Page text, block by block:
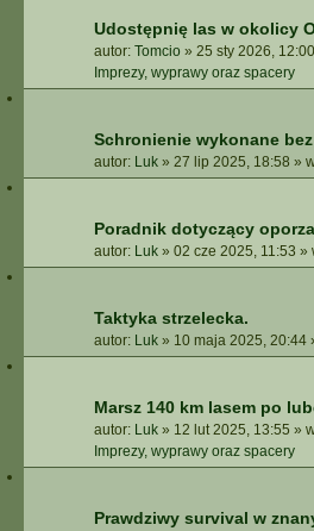
Udostępnię las w okolicy
autor: Tomcio » 25 sty 2026, 12:00
Imprezy, wyprawy oraz spacery
Schronienie wykonane
autor: Luk » 27 lip 2025, 18:58 »
Poradnik dotyczący
autor: Luk » 02 cze 2025, 11:53 »
Taktyka strzelecka.
autor: Luk » 10 maja 2025, 20:44
Marsz 140 km lasem po
autor: Luk » 12 lut 2025, 13:55 »
Imprezy, wyprawy oraz spacery
Prawdziwy survival w